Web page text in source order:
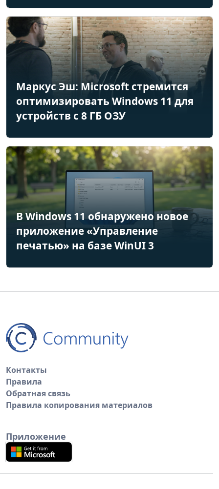
Маркус Эш: Microsoft стремится
оптимизировать Windows 11 для
устройств с 8 ГБ ОЗУ
В Windows 11 обнаружено новое
приложение «Управление
печатью» на базе WinUI 3
Контакты
Правила
Обратная связь
Правила копирования материалов
Приложение